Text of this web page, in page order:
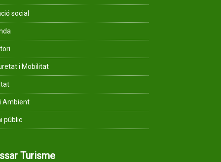
social
i Mobilitat
Ambient
públic
Turisme